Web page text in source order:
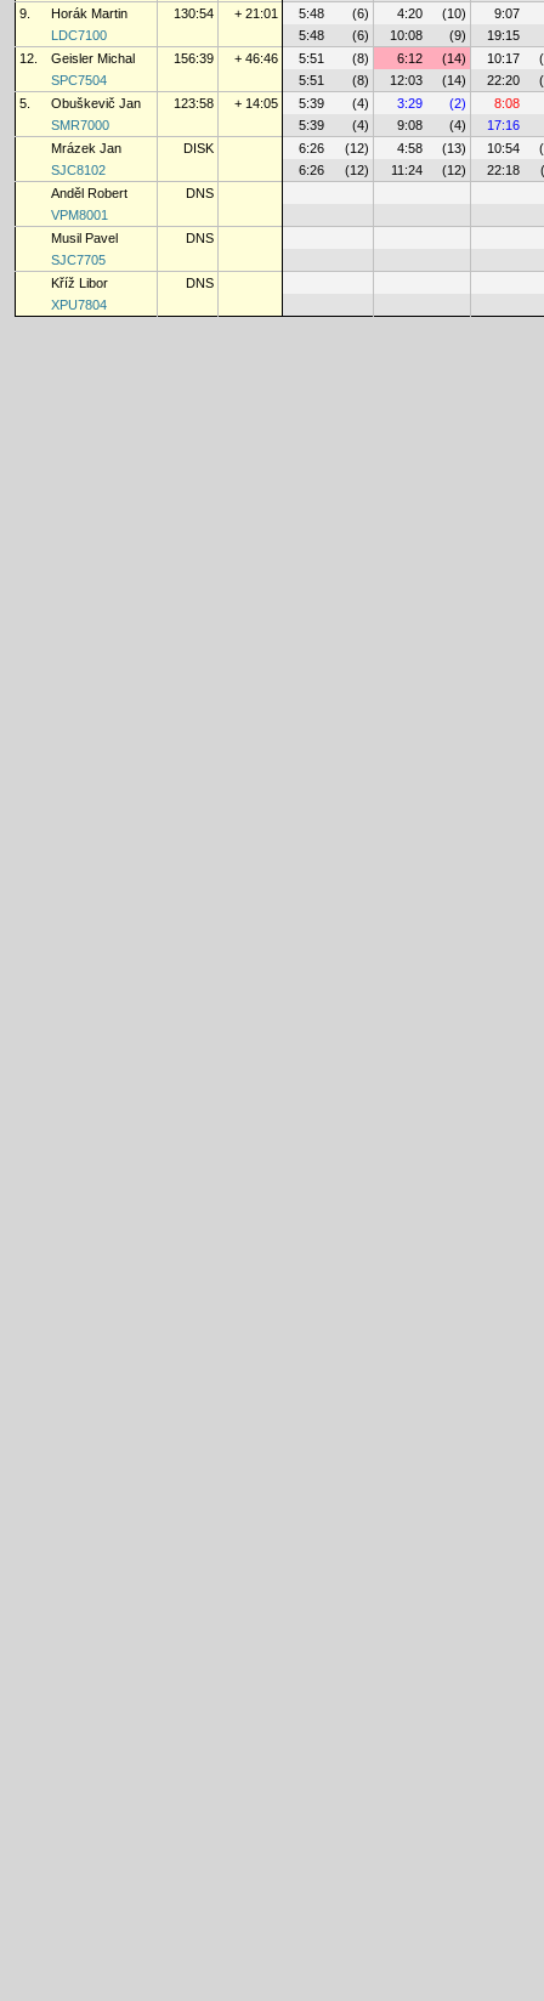
9.
Horák Martin 130:54 + 21:01 5:48 (6) 4:20 (10)
9:07
LDC7100
5:48 (6) 10:08 (9)
19:15
12.
Geisler Michal 156:39 + 46:46 5:51 (8) 6:12 (14) 10:17
SPC7504
5:51 (8) 12:03 (14) 22:20
5.
Obuškevič Jan 123:58 + 14:05 5:39 (4) 3:29 (2)
8:08
SMR7000
5:39 (4) 9:08 (4)
17:16
Mrázek Jan
DISK 6:26 (12) 4:58 (13) 10:54
SJC8102
6:26 (12) 11:24 (12) 22:18
Anděl Robert
DNS
VPM8001
Musil Pavel
DNS
SJC7705
Kříž Libor
DNS
XPU7804